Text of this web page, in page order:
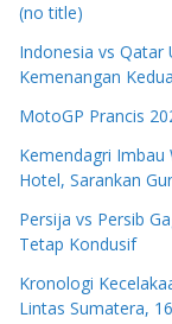
(no title)
Indonesia vs Qatar
Kemenangan Kedua
MotoGP Prancis
Kemendagri Imbau
Hotel, Sarankan
Persija vs Persib
Tetap Kondusif
Kronologi
Lintas Sumatera,